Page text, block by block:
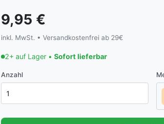
9,95 €
inkl. MwSt. • Versandkostenfrei ab 29€
2+ auf Lager • Sofort lieferbar
Anzahl